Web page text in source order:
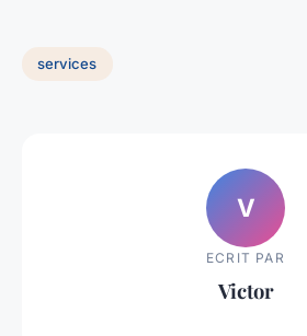
services
V
ECRIT PAR
Victor